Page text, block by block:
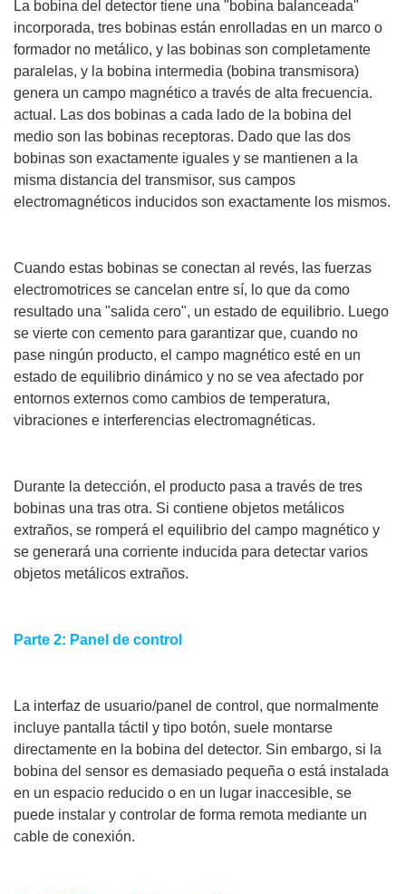
La bobina del detector tiene una "bobina balanceada"
incorporada, tres bobinas están enrolladas en un marco o
formador no metálico, y las bobinas son completamente
paralelas, y la bobina intermedia (bobina transmisora)
genera un campo magnético a través de alta frecuencia.
actual. Las dos bobinas a cada lado de la bobina del
medio son las bobinas receptoras. Dado que las dos
bobinas son exactamente iguales y se mantienen a la
misma distancia del transmisor, sus campos
electromagnéticos inducidos son exactamente los mismos.
Cuando estas bobinas se conectan al revés, las fuerzas
electromotrices se cancelan entre sí, lo que da como
resultado una "salida cero", un estado de equilibrio. Luego
se vierte con cemento para garantizar que, cuando no
pase ningún producto, el campo magnético esté en un
estado de equilibrio dinámico y no se vea afectado por
entornos externos como cambios de temperatura,
vibraciones e interferencias electromagnéticas.
Durante la detección, el producto pasa a través de tres
bobinas una tras otra. Si contiene objetos metálicos
extraños, se romperá el equilibrio del campo magnético y
se generará una corriente inducida para detectar varios
objetos metálicos extraños.
Parte 2: Panel de control
La interfaz de usuario/panel de control, que normalmente
incluye pantalla táctil y tipo botón, suele montarse
directamente en la bobina del detector. Sin embargo, si la
bobina del sensor es demasiado pequeña o está instalada
en un espacio reducido o en un lugar inaccesible, se
puede instalar y controlar de forma remota mediante un
cable de conexión.